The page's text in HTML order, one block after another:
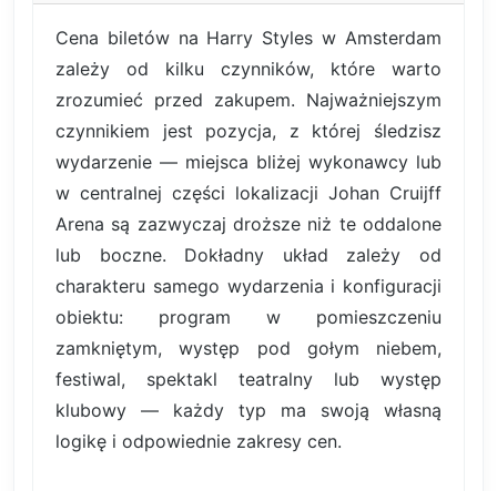
Cena biletów na Harry Styles w Amsterdam
zależy od kilku czynników, które warto
zrozumieć przed zakupem. Najważniejszym
czynnikiem jest pozycja, z której śledzisz
wydarzenie — miejsca bliżej wykonawcy lub
w centralnej części lokalizacji Johan Cruijff
Arena są zazwyczaj droższe niż te oddalone
lub boczne. Dokładny układ zależy od
charakteru samego wydarzenia i konfiguracji
obiektu: program w pomieszczeniu
zamkniętym, występ pod gołym niebem,
festiwal, spektakl teatralny lub występ
klubowy — każdy typ ma swoją własną
logikę i odpowiednie zakresy cen.